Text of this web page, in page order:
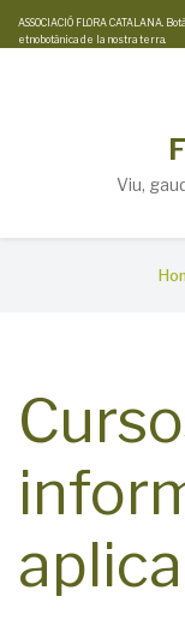
Skip
to
ASSOCIACIÓ FLORA CATALANA.
etnobotànica de la nostra terra.
Viu,